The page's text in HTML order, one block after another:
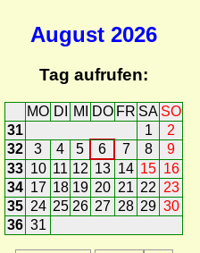
August 2026
Tag aufrufen:
MO DI MI DO FR SA SO
31
1
2
32
3 4 5 6 7 8
9
33 10 11 12 13 14 15 16
34 17 18 19 20 21 22 23
35 24 25 26 27 28 29 30
36 31